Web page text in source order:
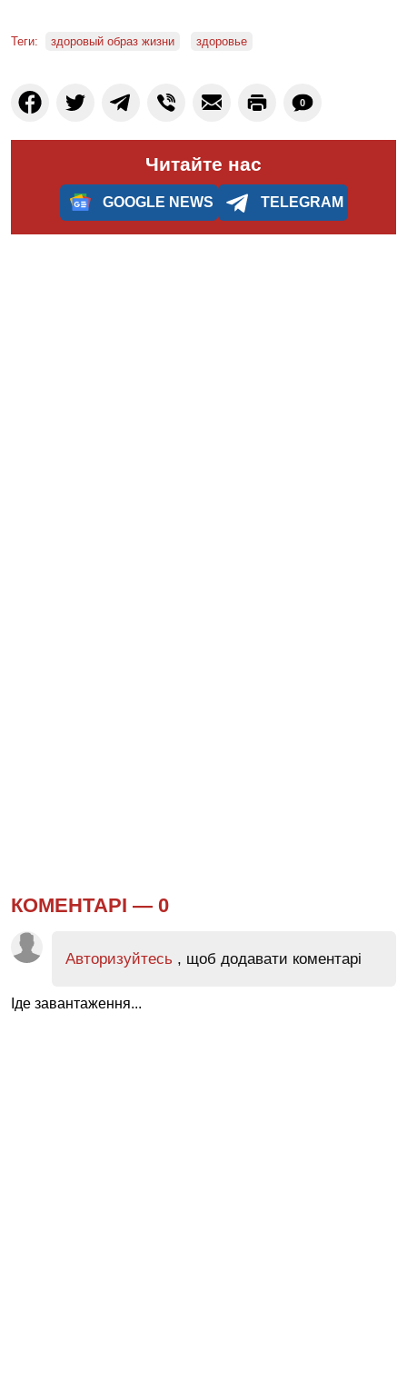
Теги: здоровый образ жизни здоровье
0
Читайте нас
GOOGLE NEWS TELEGRAM
КОМЕНТАРІ — 0
Авторизуйтесь , щоб додавати коментарі
Іде завантаження...